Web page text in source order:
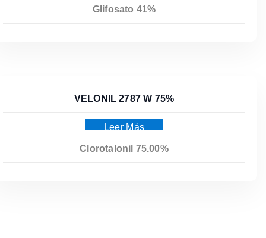
Glifosato 41%
VELONIL 2787 W 75%
Leer Más
Clorotalonil 75.00%